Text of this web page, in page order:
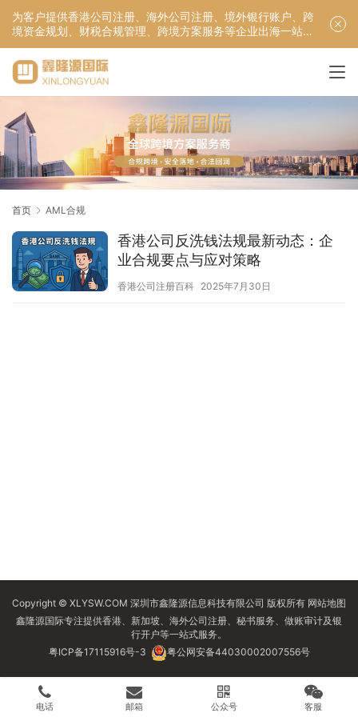
为客户提供香港公司注册、海外公司注册、境外银行账户、跨
境资金规划、财税合规管理、跨境方案服务等企业出海一站式
服务！
首页 AML合规
香港公司反洗钱法规最新动态：企
业合规要点与应对策略
香港公司注册百科 2025年7月30日
Copyright © XLYSW.COM 深圳市鑫隆源信息科技有限公司 版权所有 网站地图
鑫隆源国际专注提供香港、新加坡、海外公司注册、秘书服务、做账审计及银
行开户等一站式服务。
粤ICP备17115916号-3
粤公网安备44030002007556号
电话 邮箱 公众号 客服